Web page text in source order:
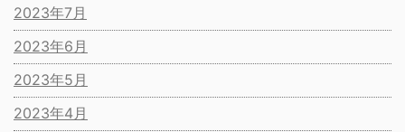
2023年7月
2023年6月
2023年5月
2023年4月